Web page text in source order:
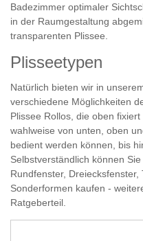
Badezimmer optimaler
in der Raumgestaltung
transparenten Plissee.
Plisseetypen
Natürlich bieten wir in
verschiedene Möglichkeiten
Plissee Rollos, die oben
wahlweise von unten, oben
bedient werden können, bis
Selbstverständlich können
Rundfenster,
Sonderformen kaufen -
Ratgeberteil.